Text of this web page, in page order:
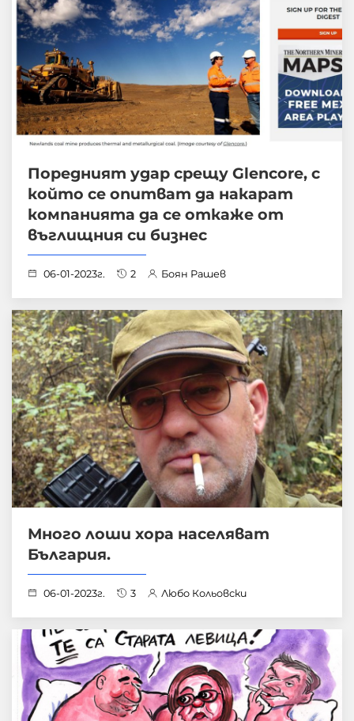
Поредният удар срещу Glencore, с
който се опитват да накарат
компанията да се откаже от
въглищния си бизнес
06-01-2023г. 2 Боян Рашев
Много лоши хора населяват
България.
06-01-2023г. 3 Любо Кольовски